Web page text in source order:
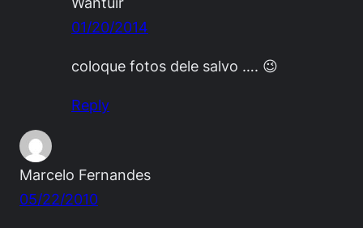
01/20/2014
coloque fotos dele salvo …. 😉
Reply
Marcelo Fernandes
05/22/2010